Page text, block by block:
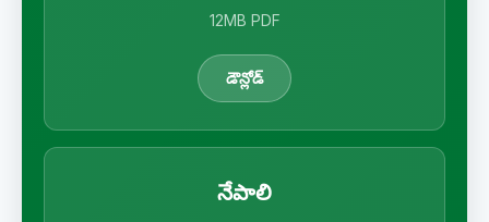
12MB PDF
డౌన్లోడ్
నేపాలి